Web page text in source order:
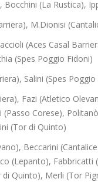
Bocchini (La Rustica),
M.Dionisi
(Aces Casal
(Spes Poggio Fidoni)
Salini (Spes
Fazi (Atletico
(Passo Corese),
(Tor di Quinto)
Beccarini
(Lepanto),
Quinto), Merli (Tor